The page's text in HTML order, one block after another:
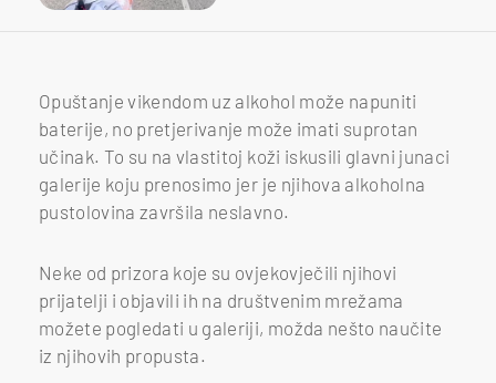
Opuštanje vikendom uz alkohol može napuniti
baterije, no pretjerivanje može imati suprotan
učinak. To su na vlastitoj koži iskusili glavni junaci
galerije koju prenosimo jer je njihova alkoholna
pustolovina završila neslavno.
Neke od prizora koje su ovjekovječili njihovi
prijatelji i objavili ih na društvenim mrežama
možete pogledati u galeriji, možda nešto naučite
iz njihovih propusta.